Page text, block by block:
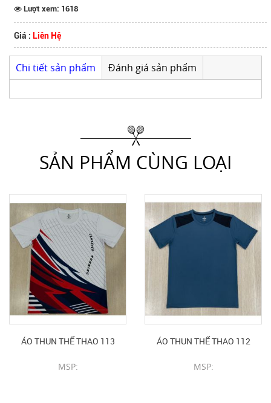
Lượt xem: 1618
Giá : Liên Hệ
Chi tiết sản phẩm Đánh giá sản phẩm
SẢN PHẨM CÙNG LOẠI
ÁO THUN THỂ THAO 113
MSP:
ÁO THUN THỂ THAO 112
MSP: